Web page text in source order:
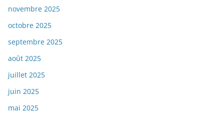
novembre 2025
octobre 2025
septembre 2025
août 2025
juillet 2025
juin 2025
mai 2025